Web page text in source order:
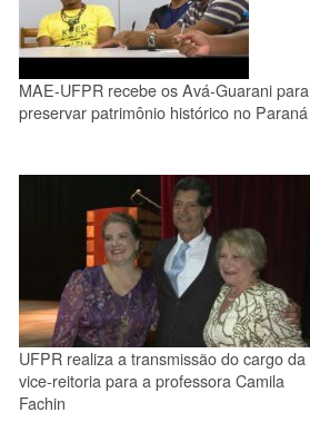
MAE-UFPR recebe os Avá-Guarani para
preservar patrimônio histórico no Paraná
UFPR realiza a transmissão do cargo da
vice-reitoria para a professora Camila
Fachin